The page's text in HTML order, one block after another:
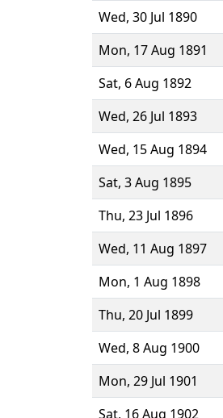
Wed, 30 Jul 1890
Mon, 17 Aug 1891
Sat, 6 Aug 1892
Wed, 26 Jul 1893
Wed, 15 Aug 1894
Sat, 3 Aug 1895
Thu, 23 Jul 1896
Wed, 11 Aug 1897
Mon, 1 Aug 1898
Thu, 20 Jul 1899
Wed, 8 Aug 1900
Mon, 29 Jul 1901
Sat, 16 Aug 1902